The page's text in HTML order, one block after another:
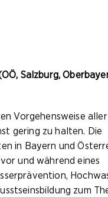
Salzburg,
Vorgehensweise
gering zu halten. Die
in Bayern und
und während eines
zum